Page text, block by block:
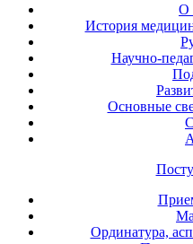
О
История
Научно-
Основные
Ординатура,